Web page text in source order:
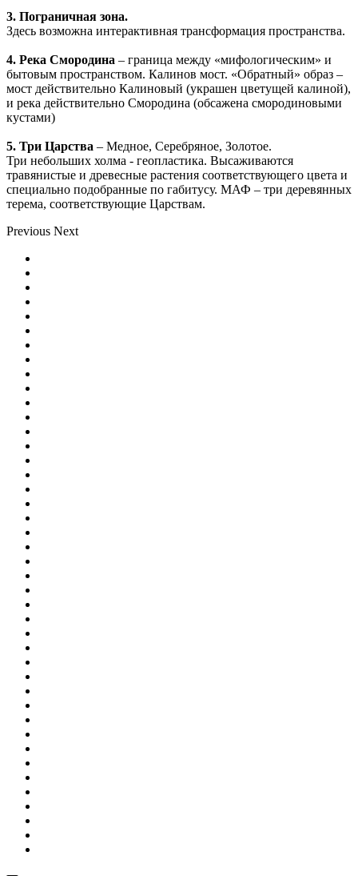
3. Пограничная зона.
Здесь возможна интерактивная трансформация пространства.
4. Река Смородина – граница между «мифологическим» и
бытовым пространством. Калинов мост. «Обратный» образ –
мост действительно Калиновый (украшен цветущей калиной),
и река действительно Смородина (обсажена смородиновыми
кустами)
5. Три Царства – Медное, Серебряное, Золотое.
Три небольших холма - геопластика. Высаживаются
травянистые и древесные растения соответствующего цвета и
специально подобранные по габитусу. МАФ – три деревянных
терема, соответствующие Царствам.
Previous Next